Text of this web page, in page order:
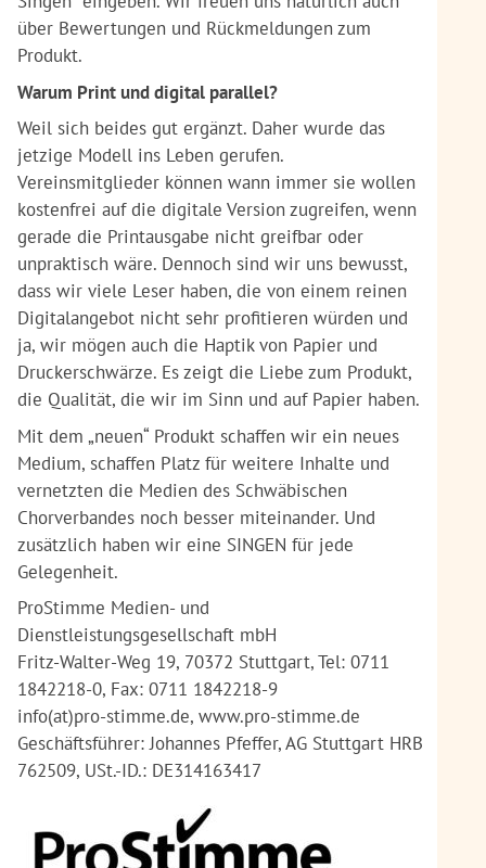
über Bewertungen und Rückmeldungen zum
Produkt.
Warum Print und digital parallel?
Weil sich beides gut ergänzt. Daher wurde das
jetzige Modell ins Leben gerufen.
Vereinsmitglieder können wann immer sie wollen
kostenfrei auf die digitale Version zugreifen, wenn
gerade die Printausgabe nicht greifbar oder
unpraktisch wäre. Dennoch sind wir uns bewusst,
dass wir viele Leser haben, die von einem reinen
Digitalangebot nicht sehr profitieren würden und
ja, wir mögen auch die Haptik von Papier und
Druckerschwärze. Es zeigt die Liebe zum Produkt,
die Qualität, die wir im Sinn und auf Papier haben.
Mit dem „neuen“ Produkt schaffen wir ein neues
Medium, schaffen Platz für weitere Inhalte und
vernetzten die Medien des Schwäbischen
Chorverbandes noch besser miteinander. Und
zusätzlich haben wir eine SINGEN für jede
Gelegenheit.
ProStimme Medien- und
Dienstleistungsgesellschaft mbH
Fritz-Walter-Weg 19, 70372 Stuttgart, Tel: 0711
1842218-0, Fax: 0711 1842218-9
info(at)pro-stimme.de, www.pro-stimme.de
Geschäftsführer: Johannes Pfeffer, AG Stuttgart HRB
762509, USt.-ID.: DE314163417